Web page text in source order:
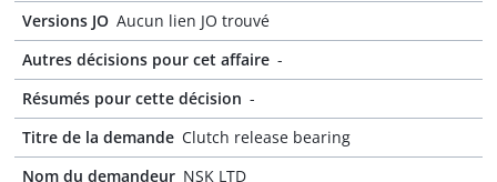
Versions JO Aucun lien JO trouvé
Autres décisions pour cet affaire -
Résumés pour cette décision -
Titre de la demande Clutch release bearing
Nom du demandeur NSK LTD